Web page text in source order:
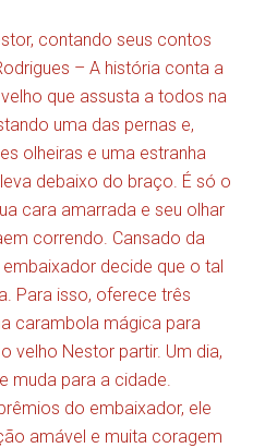
contando seus contos
– A história conta a
que assusta a todos na
uma das pernas e,
olheiras e uma estranha
debaixo do braço. É só o
cara amarrada e seu olhar
correndo. Cansado da
decide que o tal
Para isso, oferece três
carambola mágica para
velho Nestor partir. Um dia,
muda para a cidade.
do embaixador, ele
amável e muita coragem